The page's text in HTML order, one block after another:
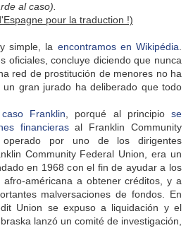
al caso).
pour la traduction !)
simple, la encontramos en Wikipédia
oficiales, concluye diciendo que nunca
red de prostitución de menores no ha
gran jurado ha deliberado que todo
Franklin , porqué al principio se
financierasal Franklin Community
operado por uno de los dirigentes
Community Federal Union, era un
en 1968 con el fin de ayudar a los
américana a obtener créditos, y a
malversaciones de fondos. En
Union se expuso a liquidación y el
lanzó un comité de investigación,